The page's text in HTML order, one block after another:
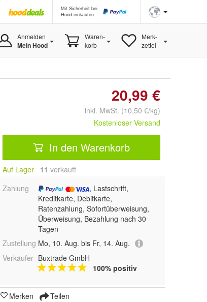
Mit Sicherheit bei
Hood einkaufen
Anmelden
Mein Hood
Waren-
korb
Merk-
zettel
20,99 €
inkl. MwSt. (10,50 €/kg)
Kostenloser Versand
In den Warenkorb
Auf Lager 11 verkauft
Zahlung
, Lastschrift,
Kreditkarte, Debitkarte,
Ratenzahlung, Sofortüberweisung,
Überweisung, Bezahlung nach 30
Tagen
Zustellung Mo, 10. Aug. bis Fr, 14. Aug.
Verkäufer Buxtrade GmbH
100% positiv
Merken Teilen